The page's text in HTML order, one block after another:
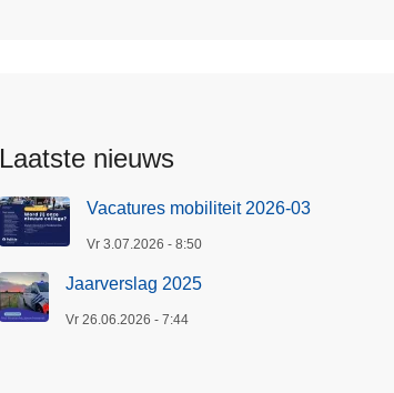
Laatste nieuws
Vacatures mobiliteit 2026-03
Vr 3.07.2026 - 8:50
Jaarverslag 2025
Vr 26.06.2026 - 7:44